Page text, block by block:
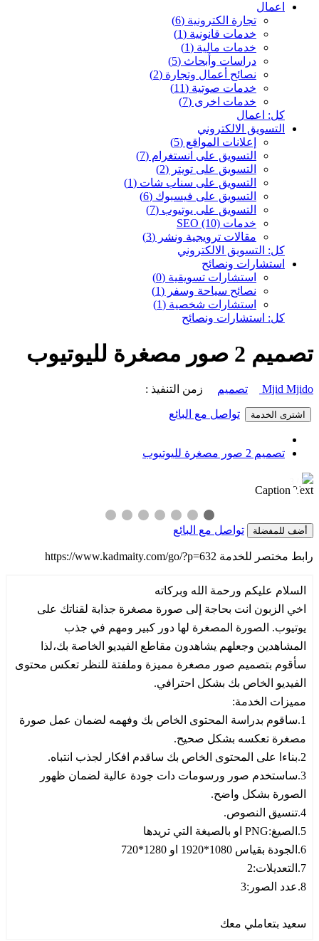
اعمال
تجارة الكترونية (6)
خدمات قانونية (1)
خدمات مالية (1)
دراسات وأبحاث (5)
نصائح أعمال وتجارة (2)
خدمات صوتية (11)
خدمات اخرى (7)
كل: اعمال
التسويق الالكتروني
إعلانات المواقع (5)
التسويق على انستغرام (7)
التسويق على تويتر (2)
التسويق على سناب شات (1)
التسويق على فيسبوك (6)
التسويق على يوتيوب (7)
خدمات SEO (10)
مقالات ترويجية ونشر (3)
كل: التسويق الالكتروني
استشارات ونصائح
استشارات تسويقية (0)
نصائح سياحة وسفر (1)
استشارات شخصية (1)
كل: استشارات ونصائح
تصميم 2 صور مصغرة لليوتيوب
Mjid Mjido تصميم زمن التنفيذ :
اشترى الخدمة تواصل مع البائع
تصميم 2 صور مصغرة لليوتيوب
1 / 3
Caption Text
❮
أضف للمفضلة تواصل مع البائع
رابط مختصر للخدمة https://www.kadmaity.com/go/?p=632
السلام عليكم ورحمة الله وبركاته
اخي الزبون انت بحاجة إلى صورة مصغرة جذابة لقناتك على
يوتيوب. الصورة المصغرة لها دور كبير ومهم في جذب
المشاهدين وجعلهم يشاهدون مقاطع الفيديو الخاصة بك،لذا
سأقوم بتصميم صور مصغرة مميزة وملفتة للنظر تعكس محتوى
الفيديو الخاص بك بشكل احترافي.
مميزات الخدمة:
1.ساقوم بدراسة المحتوى الخاص بك وفهمه لضمان عمل صورة
مصغرة تعكسه بشكل صحيح.
2.بناءا على المحتوى الخاص بك ساقدم افكار لجذب انتباه.
3.ساستخدم صور ورسومات دات جودة عالية لضمان ظهور
الصورة بشكل واضح.
4.تنسيق النصوص.
5.الصيغ:PNG او بالصيغة التي تريدها
6.الجودة بقياس 1080*1920 او 1280*720
7.التعديلات:2
8.عدد الصور:3
سعيد بتعاملي معك